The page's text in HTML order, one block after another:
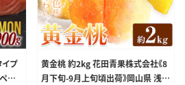
プ
ラ
黄金桃 約2kg 花田青果株式会社《8
月下旬-9月上旬頃出荷》岡山県 浅口